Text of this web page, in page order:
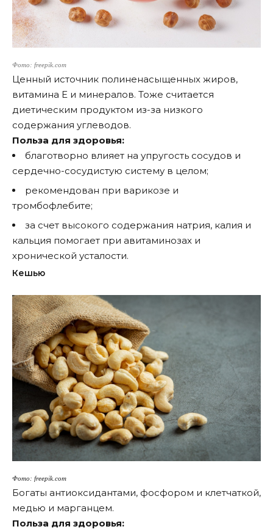
Фото: freepik.com
Ценный источник полиненасыщенных жиров,
витамина Е и минералов. Тоже считается
диетическим продуктом из-за низкого
содержания углеводов.
Польза для здоровья:
благотворно влияет на упругость сосудов и
сердечно-сосудистую систему в целом;
рекомендован при варикозе и
тромбофлебите;
за счет высокого содержания натрия, калия и
кальция помогает при авитаминозах и
хронической усталости.
Кешью
Фото: freepik.com
Богаты антиоксидантами, фосфором и клетчаткой,
медью и марганцем.
Польза для здоровья: